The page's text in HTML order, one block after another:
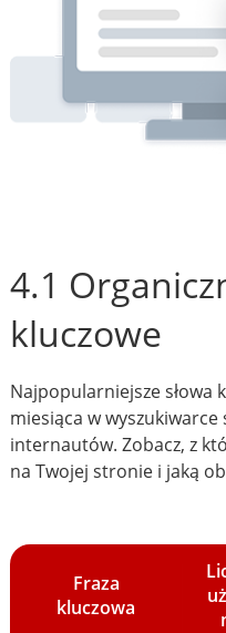
4.1
kluczowe
Najpopularniejsze słowa
miesiąca w
internautów. Zobacz, z
na Twojej stronie i jaką
Fraza
kluczowa